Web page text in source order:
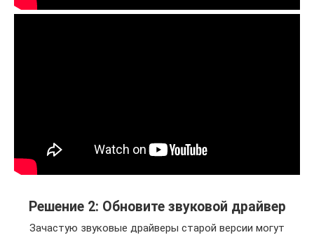
Решение 2: Обновите звуковой драйвер
Зачастую звуковые драйверы старой версии могут